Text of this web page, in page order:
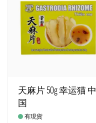
天麻片 50g 幸运猫 中
国
有現貨